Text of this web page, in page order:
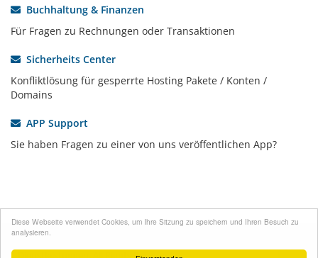
Diese Webseite verwendet Cookies, um Ihre Sitzung zu speichern und Ihren Besuch zu
analysieren.
Buchhaltung & Finanzen
Für Fragen zu Rechnungen oder Transaktionen
Sicherheits Center
Konfliktlösung für gesperrte Hosting Pakete / Konten /
Domains
APP Support
Sie haben Fragen zu einer von uns veröffentlichen App?
Dienstleistungen. All Rights Reserved.